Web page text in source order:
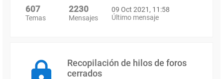
607
Temas
2230
Mensajes
09 Oct 2021, 11:58
Último mensaje
Recopilación de hilos de foros
cerrados